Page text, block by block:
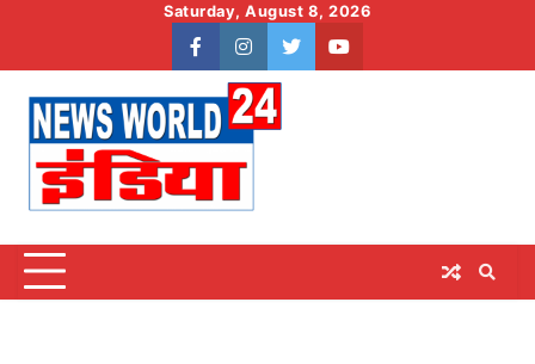
content
Saturday, August 8, 2026
facebookinstagram
twitteryoutube